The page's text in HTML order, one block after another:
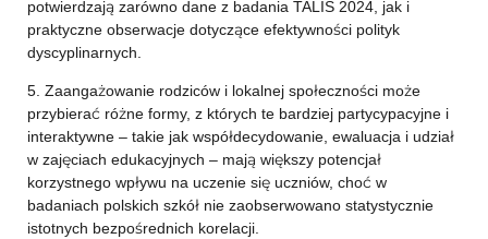
potwierdzają zarówno dane z badania TALIS 2024, jak i
praktyczne obserwacje dotyczące efektywności polityk
dyscyplinarnych.
5. Zaangażowanie rodziców i lokalnej społeczności może
przybierać różne formy, z których te bardziej partycypacyjne i
interaktywne – takie jak współdecydowanie, ewaluacja i udział
w zajęciach edukacyjnych – mają większy potencjał
korzystnego wpływu na uczenie się uczniów, choć w
badaniach polskich szkół nie zaobserwowano statystycznie
istotnych bezpośrednich korelacji.